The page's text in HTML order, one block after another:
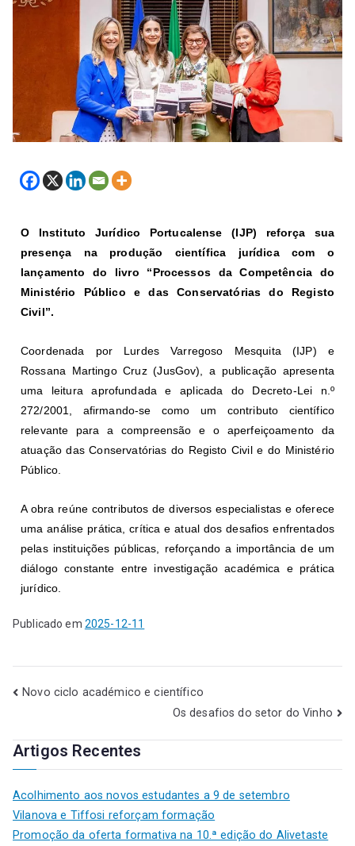
O Instituto Jurídico Portucalense (IJP) reforça sua
presença na produção científica jurídica com o
lançamento do livro “Processos da Competência do
Ministério Público e das Conservatórias do Registo
Civil”.
Coordenada por Lurdes Varregoso Mesquita (IJP) e
Rossana Martingo Cruz (JusGov), a publicação apresenta
uma leitura aprofundada e aplicada do Decreto-Lei n.º
272/2001, afirmando-se como um contributo científico
relevante para a compreensão e o aperfeiçoamento da
atuação das Conservatórias do Registo Civil e do Ministério
Público.
A obra reúne contributos de diversos especialistas e oferece
uma análise prática, crítica e atual dos desafios enfrentados
pelas instituições públicas, reforçando a importância de um
diálogo constante entre investigação académica e prática
jurídico.
Publicado em 2025-12-11
Novo ciclo académico e científico
Os desafios do setor do Vinho
Artigos Recentes
Acolhimento aos novos estudantes a 9 de setembro
Vilanova e Tiffosi reforçam formação
Promoção da oferta formativa na 10.ª edição do Alivetaste